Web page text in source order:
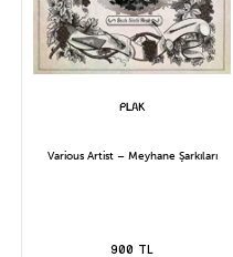
Various Artist – Meyhane Şarkıları
900 TL